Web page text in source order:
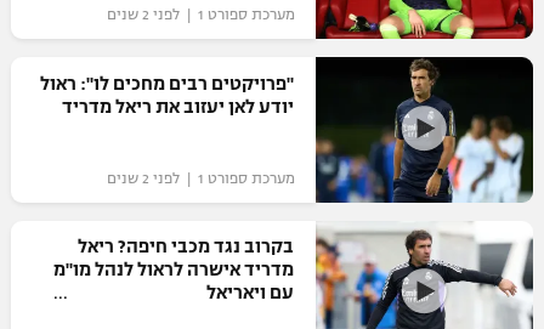
מערכת ספורט 1 | לפני 2 שנים
"פרויקטים רבים מחכים לו": ראול
יודע לאן יעזוב את ריאל מדריד
מערכת ספורט 1 | לפני 2 שנים
בקרוב נגד מכבי חיפה? ריאל
מדריד אישרה לראול לנהל מו"מ
עם ויאריאל